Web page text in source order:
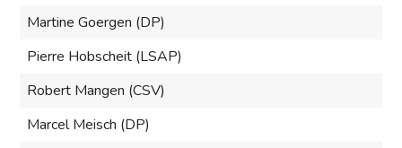
Martine Goergen (DP)
Pierre Hobscheit (LSAP)
Robert Mangen (CSV)
Marcel Meisch (DP)